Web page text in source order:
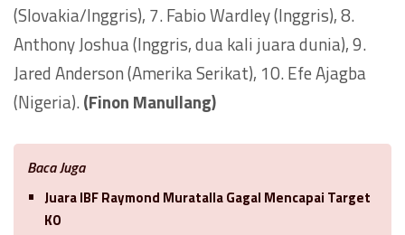
(Slovakia/Inggris), 7. Fabio Wardley (Inggris), 8.
Anthony Joshua (Inggris, dua kali juara dunia), 9.
Jared Anderson (Amerika Serikat), 10. Efe Ajagba
(Nigeria).(Finon Manullang)
Baca Juga
Juara IBF Raymond Muratalla Gagal Mencapai Target
KO